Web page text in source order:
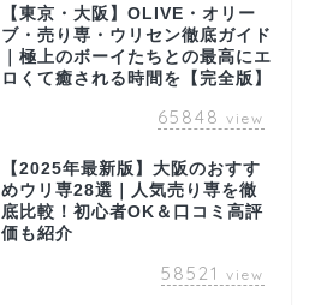
【東京・大阪】OLIVE・オリー
ブ・売り専・ウリセン徹底ガイド
｜極上のボーイたちとの最高にエ
ロくて癒される時間を【完全版】
65848 view
【2025年最新版】大阪のおすす
めウリ専28選｜人気売り専を徹
底比較！初心者OK＆口コミ高評
価も紹介
58521 view